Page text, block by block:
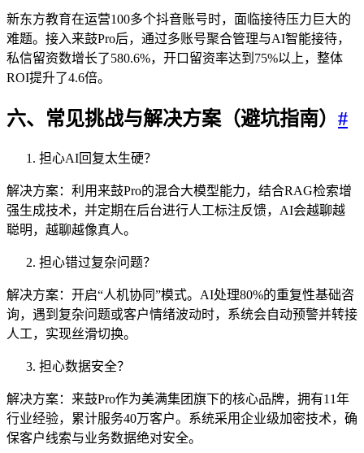
新东方教育在运营100多个抖音账号时，面临接待压力巨大的
难题。接入来鼓Pro后，通过多账号聚合管理与AI智能接待，
私信留资数增长了580.6%，开口留资率达到75%以上，整体
ROI提升了4.6倍。
六、常见挑战与解决方案（避坑指南） #
担心AI回复太生硬？
解决方案：利用来鼓Pro的混合大模型能力，结合RAG检索增
强生成技术，并定期在后台进行人工标注反馈，AI会越聊越
聪明，越聊越像真人。
担心错过复杂问题？
解决方案：开启“人机协同”模式。AI处理80%的重复性基础咨
询，遇到复杂问题或客户情绪波动时，系统会自动预警并转接
人工，实现丝滑切换。
担心数据安全？
解决方案：来鼓Pro作为美满集团旗下的核心品牌，拥有11年
行业经验，累计服务40万客户。系统采用企业级加密技术，确
保客户线索与业务数据绝对安全。